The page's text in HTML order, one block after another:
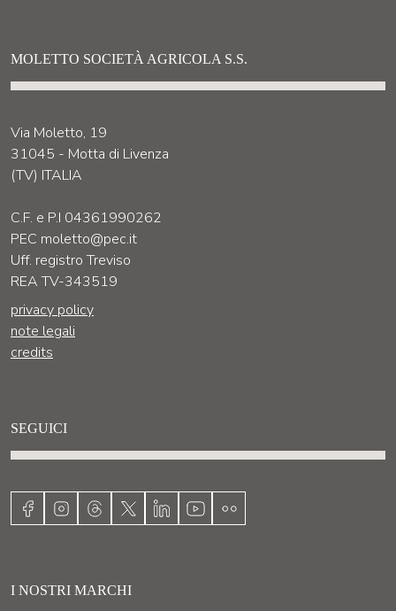
MOLETTO SOCIETÀ AGRICOLA S.S.
Via Moletto, 19
31045 - Motta di Livenza
(TV) ITALIA
C.F. e P.I 04361990262
PEC moletto@pec.it
Uff. registro Treviso
REA TV-343519
privacy policy
note legali
credits
SEGUICI
I NOSTRI MARCHI